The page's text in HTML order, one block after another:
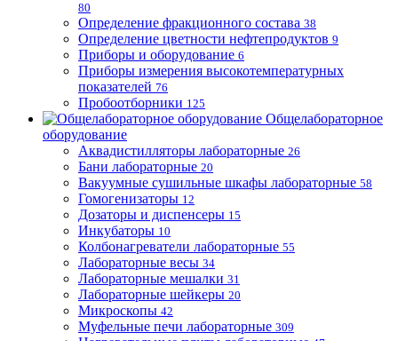
80
Определение фракционного состава 38
Определение цветности нефтепродуктов 9
Приборы и оборудование 6
Приборы измерения высокотемпературных
показателей 76
Пробоотборники 125
Общелабораторное
оборудование
Аквадистилляторы лабораторные 26
Бани лабораторные 20
Вакуумные сушильные шкафы лабораторные 58
Гомогенизаторы 12
Дозаторы и диспенсеры 15
Инкубаторы 10
Колбонагреватели лабораторные 55
Лабораторные весы 34
Лабораторные мешалки 31
Лабораторные шейкеры 20
Микроскопы 42
Муфельные печи лабораторные 309